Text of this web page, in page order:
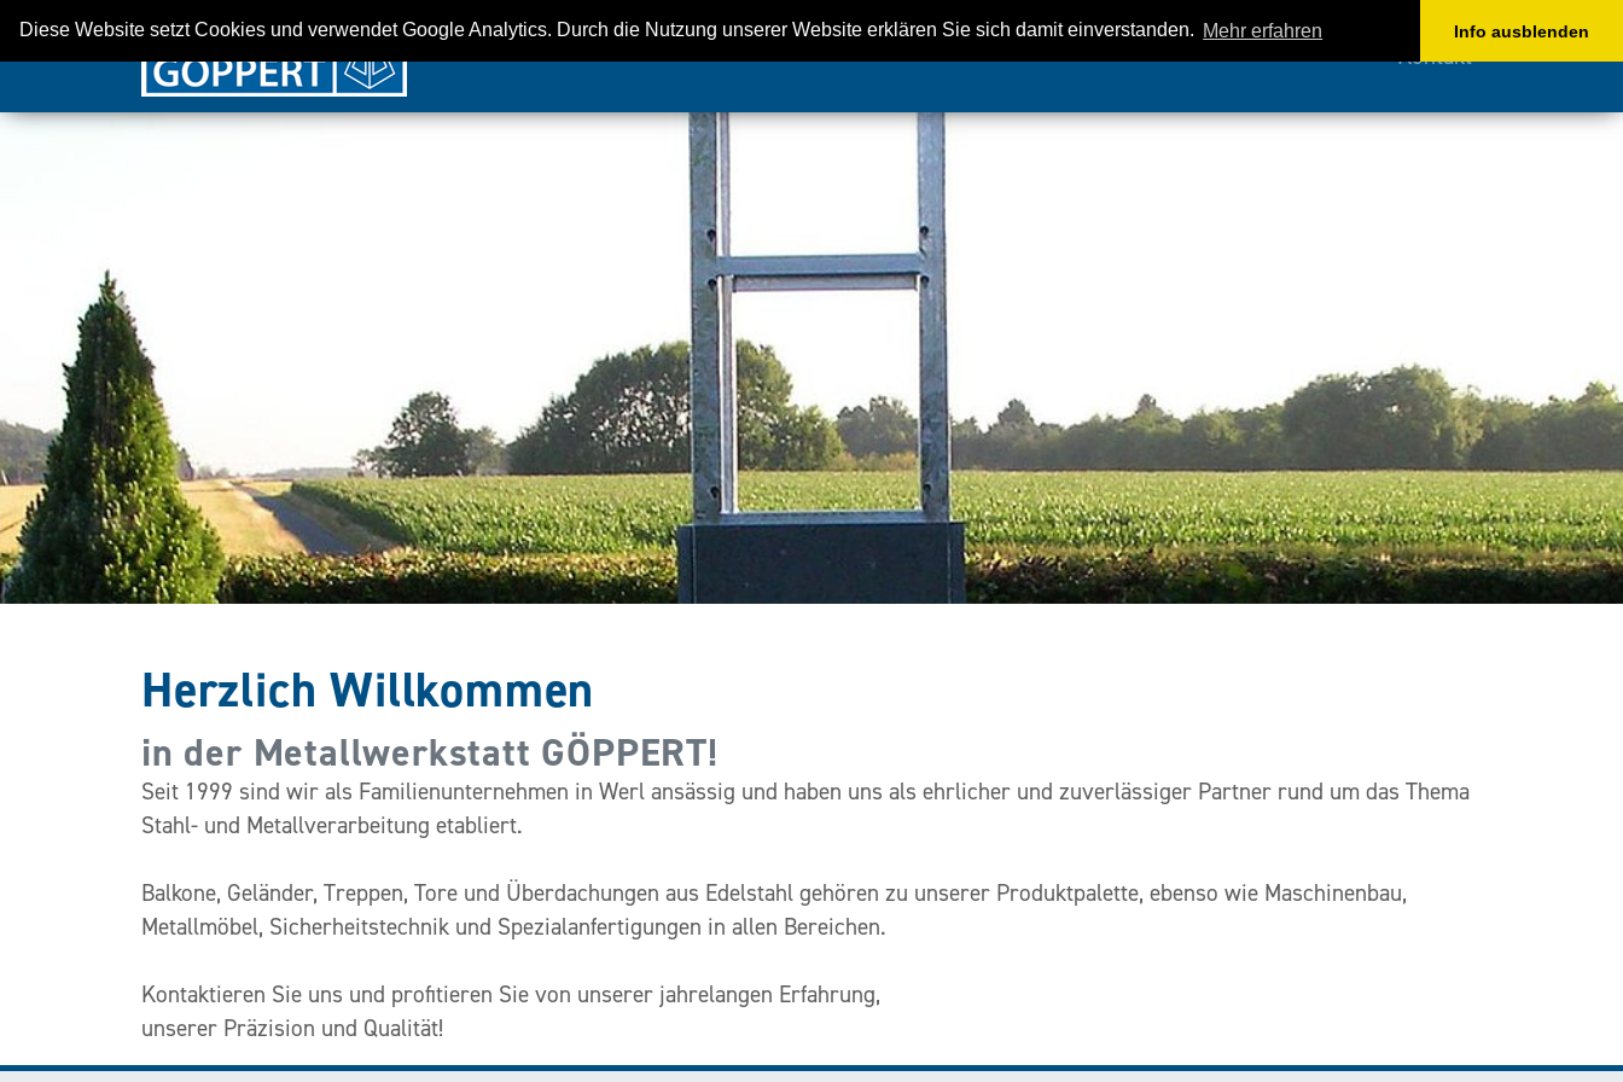
Diese Website setzt Cookies und verwendet Google Analytics. Durch die Nutzung unserer Website erklären Sie sich damit einverstanden. Mehr erfahren Info ausblenden
Kontakt
Previous
Herzlich Willkommen
in der Metallwerkstatt GÖPPERT!
Seit 1999 sind wir als Familienunternehmen in Werl ansässig und haben uns als ehrlicher und zuverlässiger Partner rund um das Thema
Stahl- und Metallverarbeitung etabliert.
Balkone, Geländer, Treppen, Tore und Überdachungen aus Edelstahl gehören zu unserer Produktpalette, ebenso wie Maschinenbau,
Metallmöbel, Sicherheitstechnik und Spezialanfertigungen in allen Bereichen.
Kontaktieren Sie uns und profitieren Sie von unserer jahrelangen Erfahrung,
unserer Präzision und Qualität!